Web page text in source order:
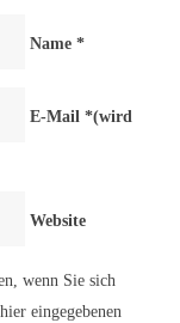
Name *
E-Mail *(wird
Website
wenn Sie sich
eingegebenen